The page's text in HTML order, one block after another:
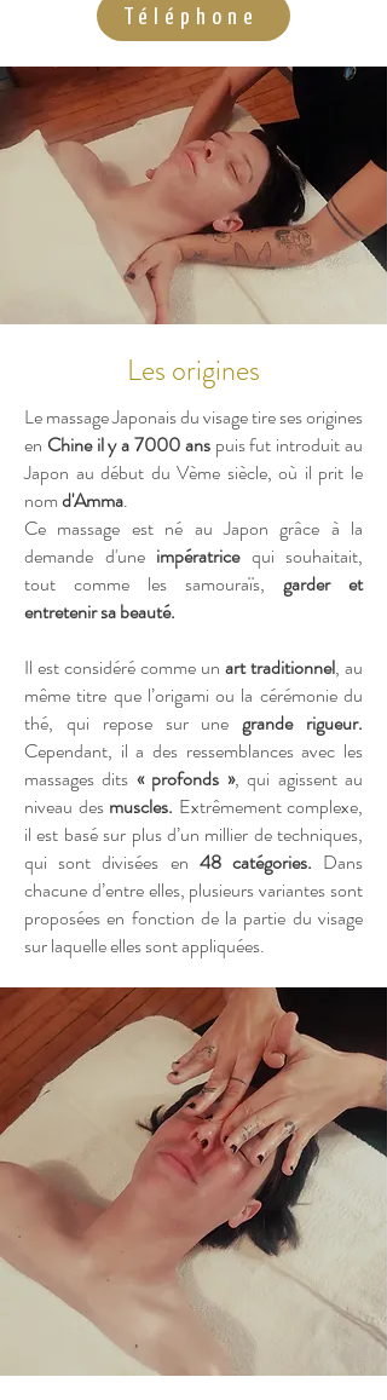
Téléphone
Les origines
Le massage Japonais du visage tire ses origines
en Chine il y a 7000 anspuis fut introduit au
Japon au début du Vème siècle, où il prit le
nomd'Amma.
Ce massage est né au Japon grâce à la
demande d'une impératricequi souhaitait,
tout comme les samouraïs, garder et
entretenir sa beauté.
Il est considéré comme un art traditionnel, au
même titre que l’origami ou la cérémonie du
thé, qui repose sur unegrande rigueur.
Cependant, il a des ressemblances avec les
massages dits « profonds », qui agissent au
niveau des muscles. Extrêmement complexe,
il est basé sur plus d’un millier de techniques,
qui sont divisées en 48 catégories. Dans
chacune d’entre elles, plusieurs variantes sont
proposées en fonction de la partie du visage
sur laquelle elles sont appliquées.